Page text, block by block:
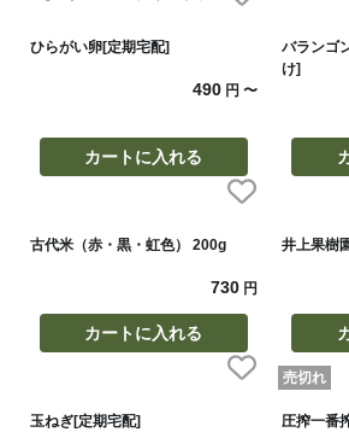
ひらがい卵[定期宅配]
490円 〜
カートに入れる
バランゴ
け]
古代米（赤・黒・虹色） 200g
730円
カートに入れる
井上果樹
玉ねぎ[定期宅配]
売切れ
圧搾一番